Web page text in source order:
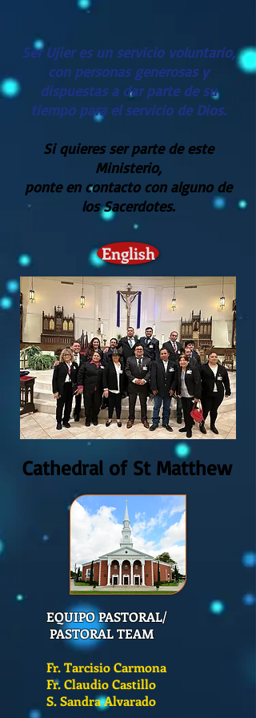
Ser Ujier es un servicio voluntario,
con personas generosas y
dispuestas a dar parte de su
tiempo para el servicio de Dios.
Si quieres ser parte de este
Ministerio,
ponte en contacto con alguno de
los Sacerdotes.
English
Cathedral of St Matthew
EQUIPO PASTORAL/
PASTORAL TEAM
Fr. Tarcisio Carmona
Fr. Claudio Castillo
S. Sandra Alvarado